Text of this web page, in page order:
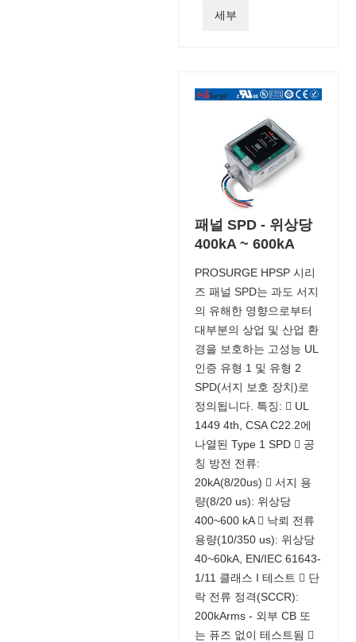
세부
패널 SPD - 위상당
400kA ~ 600kA
PROSURGE HPSP 시리
즈 패널 SPD는 과도 서지
의 유해한 영향으로부터
대부분의 상업 및 산업 환
경을 보호하는 고성능 UL
인증 유형 1 및 유형 2
SPD(서지 보호 장치)로
정의됩니다. 특징:  UL
1449 4th, CSA C22.2에
나열된 Type 1 SPD  공
칭 방전 전류:
20kA(8/20us)  서지 용
량(8/20 us): 위상당
400~600 kA  낙뢰 전류
용량(10/350 us): 위상당
40~60kA, EN/IEC 61643-
1/11 클래스 I 테스트  단
락 전류 정격(SCCR):
200kArms - 외부 CB 또
는 퓨즈 없이 테스트됨 